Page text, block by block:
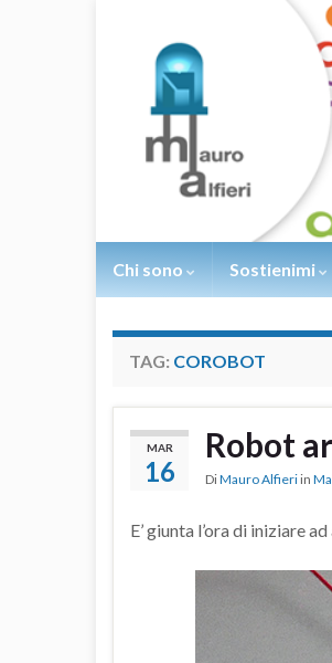
Chi sono Sostienimi
TAG: COROBOT
MAR
16
Robot
DiMauro Alfieri in
E’ giunta l’ora di iniziare